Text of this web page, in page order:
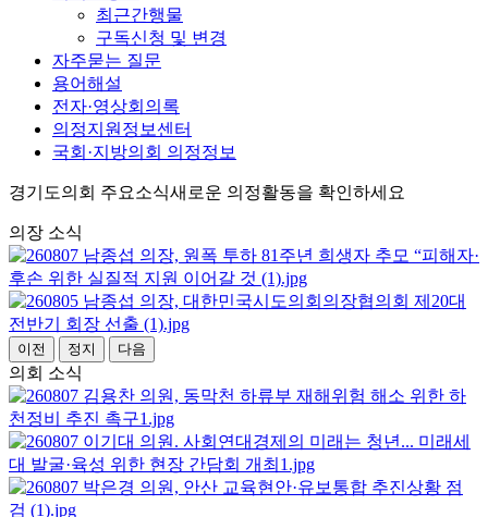
최근간행물
구독신청 및 변경
자주묻는 질문
용어해설
전자·영상회의록
의정지원정보센터
국회·지방의회 의정정보
경기도의회 주요소식새로운 의정활동을 확인하세요
의장 소식
이전 정지 다음
의회 소식